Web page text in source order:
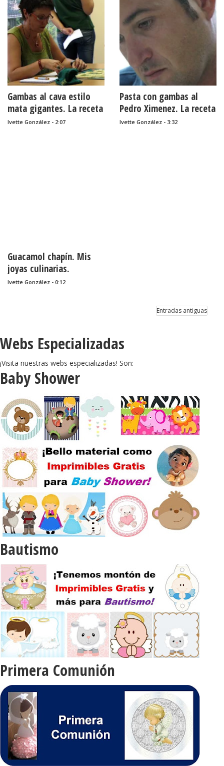
Gambas al cava estilo
mata gigantes. La receta
especial de Gloria
Ivette González - 2:07
Pasta con gambas al
Pedro Ximenez. La receta
especial de... Eufrasio
Ivette González - 3:32
Guacamol chapín. Mis
joyas culinarias.
Ivette González - 0:12
Entradas antiguas
Webs Especializadas
¡Visita nuestras webs especializadas! Son:
Baby Shower
Bautismo
Primera Comunión